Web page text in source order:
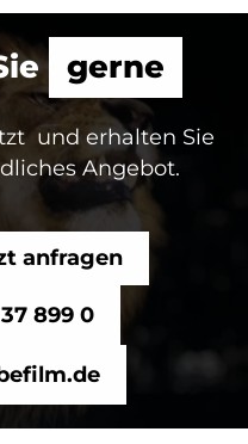
gerne
und erhalten Sie
Angebot.
anfragen
899 0